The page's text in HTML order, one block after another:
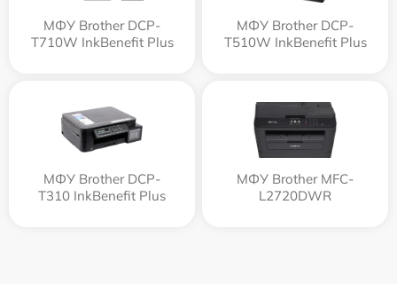
МФУ Brother DCP-
T710W InkBenefit Plus
МФУ Brother DCP-
T510W InkBenefit Plus
МФУ Brother DCP-
T310 InkBenefit Plus
МФУ Brother MFC-
L2720DWR